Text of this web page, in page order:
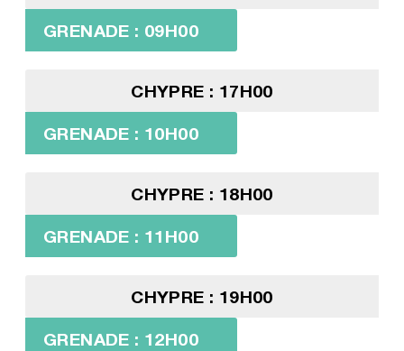
GRENADE : 09H00
CHYPRE : 17H00
GRENADE : 10H00
CHYPRE : 18H00
GRENADE : 11H00
CHYPRE : 19H00
GRENADE : 12H00